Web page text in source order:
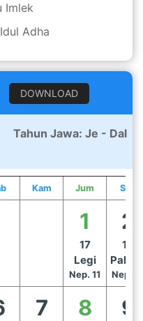
Imlek
Adha
DOWNLOAD
Tahun Jawa: Je - Dal
Kam Jum Sab
1
17
Legi
Nep. 11
2
18
Nep.
7 8 9